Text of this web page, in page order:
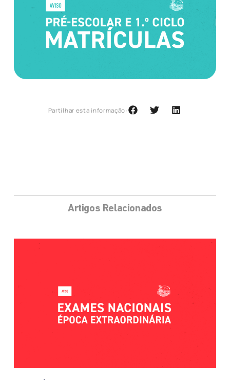
Partilhar esta informação:
Artigos Relacionados